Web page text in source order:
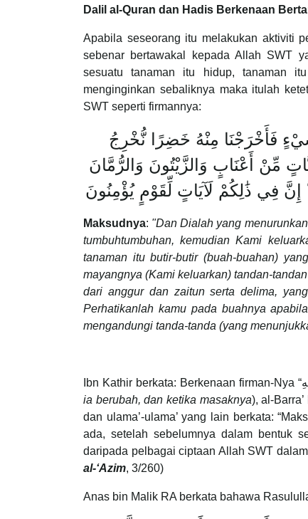
Dalil al-Quran dan Hadis Berkenaan
Apabila seseorang itu melakukan aktiviti
sebenar bertawakal kepada Allah SWT
sesuatu tanaman itu hidup, tanaman
menginginkan sebaliknya maka itulah
SWT seperti firmannya:
فَأَخْرَجْنَا مِنْهُ خَضِرًا نُّخْرِجُ
مِّنْ أَعْنَابٍ وَالزَّيْتُونَ وَالرُّمَّانَ
إِنَّ فِي ذَٰلِكُمْ لَآيَاتٍ لِّقَوْمٍ يُؤْمِنُونَ
Maksudnya: "Dan Dialah yang
tumbuh­tumbuhan, kemudian Kami
tanaman itu butir-butir (buah-buahan)
mayangnya (Kami keluarkan) tandan-
dari anggur dan zaitun serta delima,
Perhatikanlah kamu pada buahnya
mengandungi tanda-tanda (yang
ia berubah, dan ketika masaknya), al-
dan ulama’-ulama’ yang lain berkata:
ada, setelah sebelumnya dalam bentuk
daripada pelbagai ciptaan Allah SWT
al-‘Azim, 3/260)
Anas bin Malik RA berkata bahawa